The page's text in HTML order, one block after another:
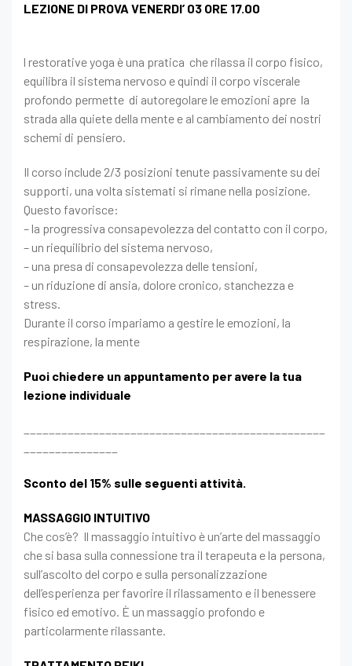
LEZIONE DI PROVA VENERDI’ 03 ORE 17.00
l restorative yoga è una pratica che rilassa il corpo fisico,
equilibra il sistema nervoso e quindi il corpo viscerale
profondo permette di autoregolare le emozioni apre la
strada alla quiete della mente e al cambiamento dei nostri
schemi di pensiero.
Il corso include 2/3 posizioni tenute passivamente su dei
supporti, una volta sistemati si rimane nella posizione.
Questo favorisce:
– la progressiva consapevolezza del contatto con il corpo,
– un riequilibrio del sistema nervoso,
– una presa di consapevolezza delle tensioni,
– un riduzione di ansia, dolore cronico, stanchezza e
stress.
Durante il corso impariamo a gestire le emozioni, la
respirazione, la mente
Puoi chiedere un appuntamento per avere la tua
lezione individuale
Sconto del 15% sulle seguenti attività.
MASSAGGIO INTUITIVO
Che cos’è? Il massaggio intuitivo è un’arte del massaggio
che si basa sulla connessione tra il terapeuta e la persona,
sull’ascolto del corpo e sulla personalizzazione
dell’esperienza per favorire il rilassamento e il benessere
fisico ed emotivo. È un massaggio profondo e
particolarmente rilassante.